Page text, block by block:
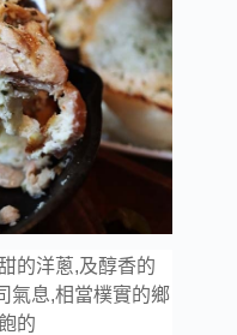
的洋蔥,及醇香的
氣息,相當樸實的鄉
的